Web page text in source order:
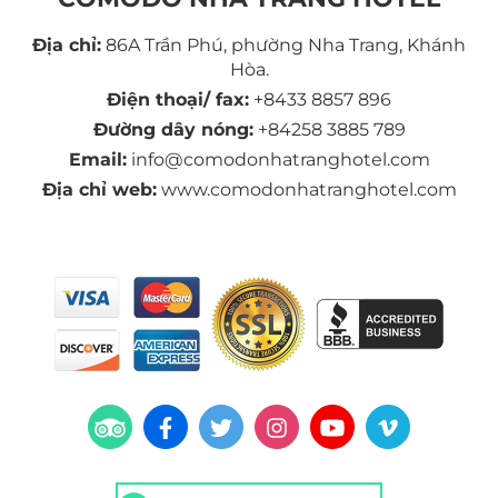
Địa chỉ: 86A Trần Phú, phường Nha Trang, Khánh
Hòa.
Điện thoại/ fax: +8433 8857 896
Đường dây nóng: +84258 3885 789
Email: info@comodonhatranghotel.com
Địa chỉ web: www.comodonhatranghotel.com